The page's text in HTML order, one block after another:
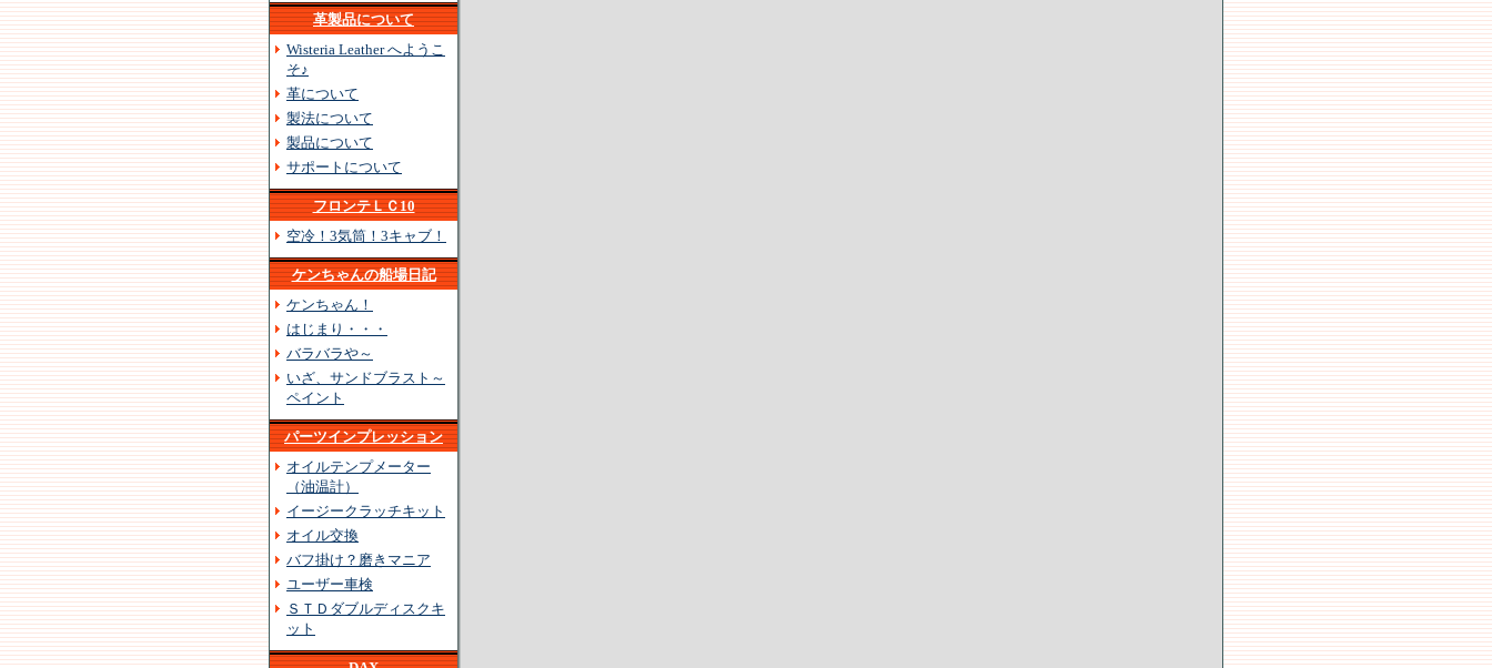
革製品について
Wisteria Leather へようこ
そ♪
革について
製法について
製品について
サポートについて
フロンテＬＣ10
空冷！3気筒！3キャブ！
ケンちゃんの船場日記
ケンちゃん！
はじまり・・・
バラバラや～
いざ、サンドブラスト～
ペイント
パーツインプレッション
オイルテンプメーター
（油温計）
イージークラッチキット
オイル交換
バフ掛け？磨きマニア
ユーザー車検
ＳＴＤダブルディスクキ
ット